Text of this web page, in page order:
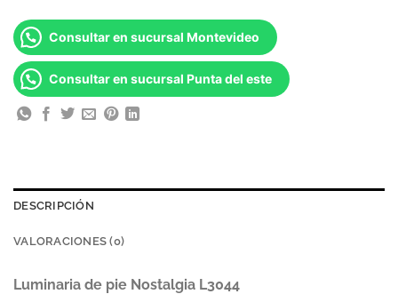
Consultar en sucursal Montevideo
Consultar en sucursal Punta del este
DESCRIPCIÓN
VALORACIONES (0)
Luminaria de pie Nostalgia L3044